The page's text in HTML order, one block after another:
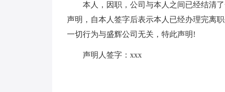
本人，因职，公司与本人之间已经结清了
声明，自本人签字后表示本人已经办理完离
一切行为与盛辉公司无关，特此声明!
声明人签字：xxx